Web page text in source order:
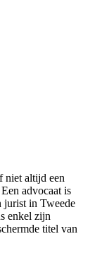
niet altijd een
advocaat is
jurist in Tweede
enkel zijn
titel van